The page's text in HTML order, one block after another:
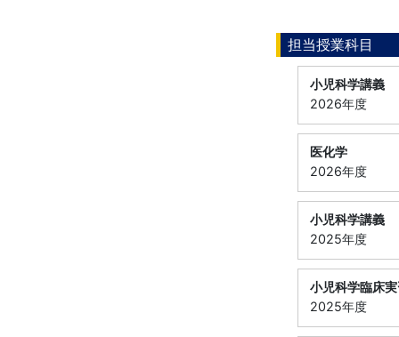
担当授業科目
小児科学講義
2026年度
医化学
2026年度
小児科学講義
2025年度
小児科学臨床
2025年度